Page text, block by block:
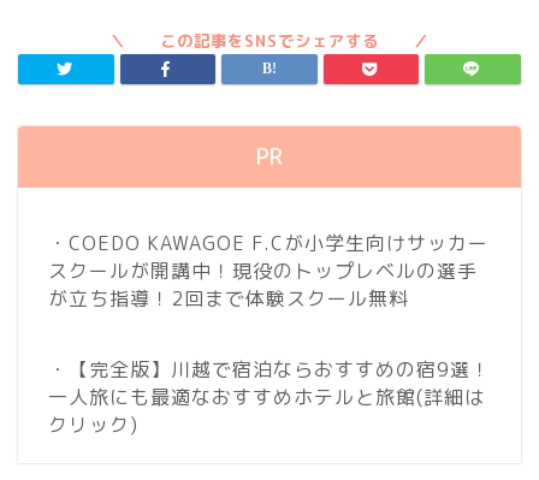
PR
・COEDO KAWAGOE F.Cが小学生向けサッカー
スクールが開講中！現役のトップレベルの選手
が立ち指導！2回まで体験スクール無料
・【完全版】川越で宿泊ならおすすめの宿9選！
一人旅にも最適なおすすめホテルと旅館(詳細は
クリック)